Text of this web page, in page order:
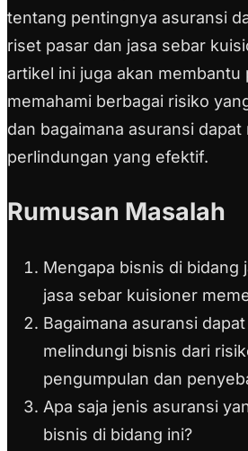
tentang pentingnya asuransi
riset pasar dan jasa sebar
artikel ini juga akan membantu
memahami berbagai risiko
dan bagaimana asuransi
perlindungan yang efektif.
Rumusan Masalah
Mengapa bisnis di bidang
jasa sebar kuisioner
Bagaimana asuransi
melindungi bisnis dari
pengumpulan dan
Apa saja jenis asuransi
bisnis di bidang ini?